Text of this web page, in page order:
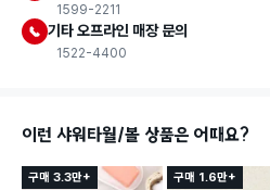
1599-2211
기타 오프라인 매장 문의
1522-4400
이런 샤워타월/볼 상품은 어때요?
구매 3.3만+ 구매 1.6만+